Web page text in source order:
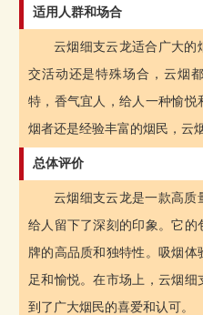
适用人群和场合
云烟细支云龙适合广大的
交活动还是特殊场合，云烟
特，香气宜人，给人一种愉悦
烟者还是经验丰富的烟民，云
总体评价
云烟细支云龙是一款高质
给人留下了深刻的印象。它
牌的高品质和独特性。吸烟
足和愉悦。在市场上，云烟
到了广大烟民的喜爱和认可。